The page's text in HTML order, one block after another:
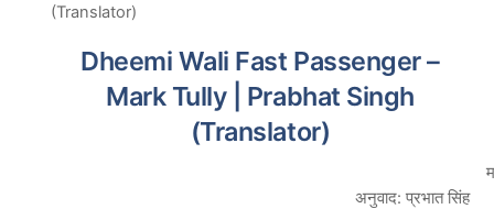
(Translator)
Dheemi Wali Fast Passenger –
Mark Tully | Prabhat Singh
(Translator)
अनुवाद: प्रभात सिंह